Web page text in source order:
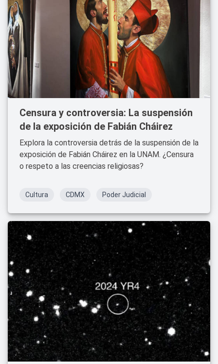
Censura y controversia: La suspensión
de la exposición de Fabián Cháirez
Explora la controversia detrás de la suspensión de la
exposición de Fabián Cháirez en la UNAM. ¿Censura
o respeto a las creencias religiosas?
Cultura CDMX Poder Judicial